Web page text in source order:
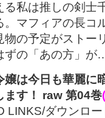
る私は推しの剣士
。マフィアの長コ
物の予定がストー
ずの「あの方」が
嬢は今日も華麗に
ます！ raw 第04巻
LINKS/ダウンロー